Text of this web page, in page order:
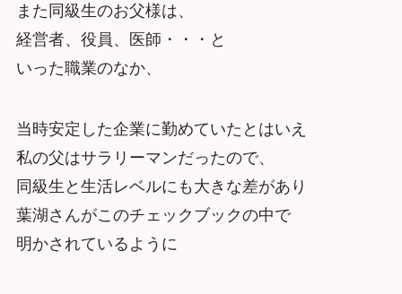
また同級生のお父様は、
経営者、役員、医師・・・と
いった職業のなか、
当時安定した企業に勤めていたとはいえ
私の父はサラリーマンだったので、
同級生と生活レベルにも大きな差があり
葉湖さんがこのチェックブックの中で
明かされているように